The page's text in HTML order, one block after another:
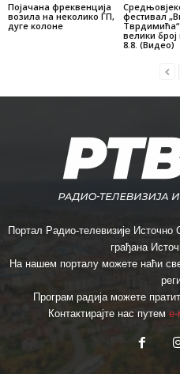
Појачана фреквенција
возила на неколико ГП,
дуге колоне
фестивал
Тврдимића“
велики
8.8. (Видео)
Портал Радио-телевизије Источно
грађана
На нашем порталу можете наћи
Програм радија можете
Контактирајте нас путем